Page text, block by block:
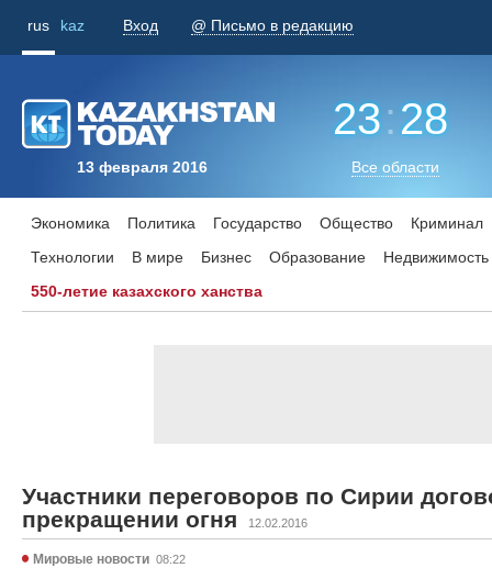
rus kaz Вход @ Письмо в редакцию
13 февраля 2016
23:28
Все области
Экономика Политика Государство Общество
Криминал
Технологии
В мире Бизнес Образование
Недвижимость
550-летие казахского ханства
Участники переговоров по Сирии
прекращении огня
12.02.2016
Мировые новости 08:22